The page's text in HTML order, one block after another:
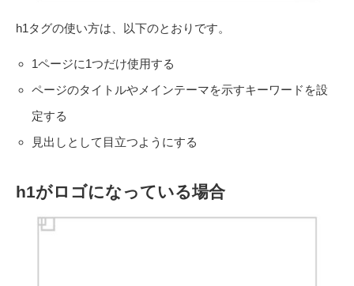
h1タグの使い方は、以下のとおりです。
1ページに1つだけ使用する
ページのタイトルやメインテーマを示すキーワードを設
定する
見出しとして目立つようにする
h1がロゴになっている場合